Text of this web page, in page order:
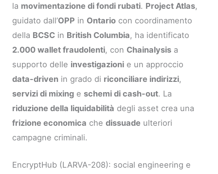
la movimentazione di fondi rubati. Project Atlas,
guidato dall’OPP in Ontario con coordinamento
della BCSC in British Columbia, ha identificato
2.000 wallet fraudolenti, con Chainalysis a
supporto delle investigazioni e un approccio
data-driven in grado di riconciliare indirizzi,
servizi di mixing e schemi di cash-out. La
riduzione della liquidabilità degli asset crea una
frizione economica chedissuade ulteriori
campagne criminali.
EncryptHub (LARVA-208): social engineering e